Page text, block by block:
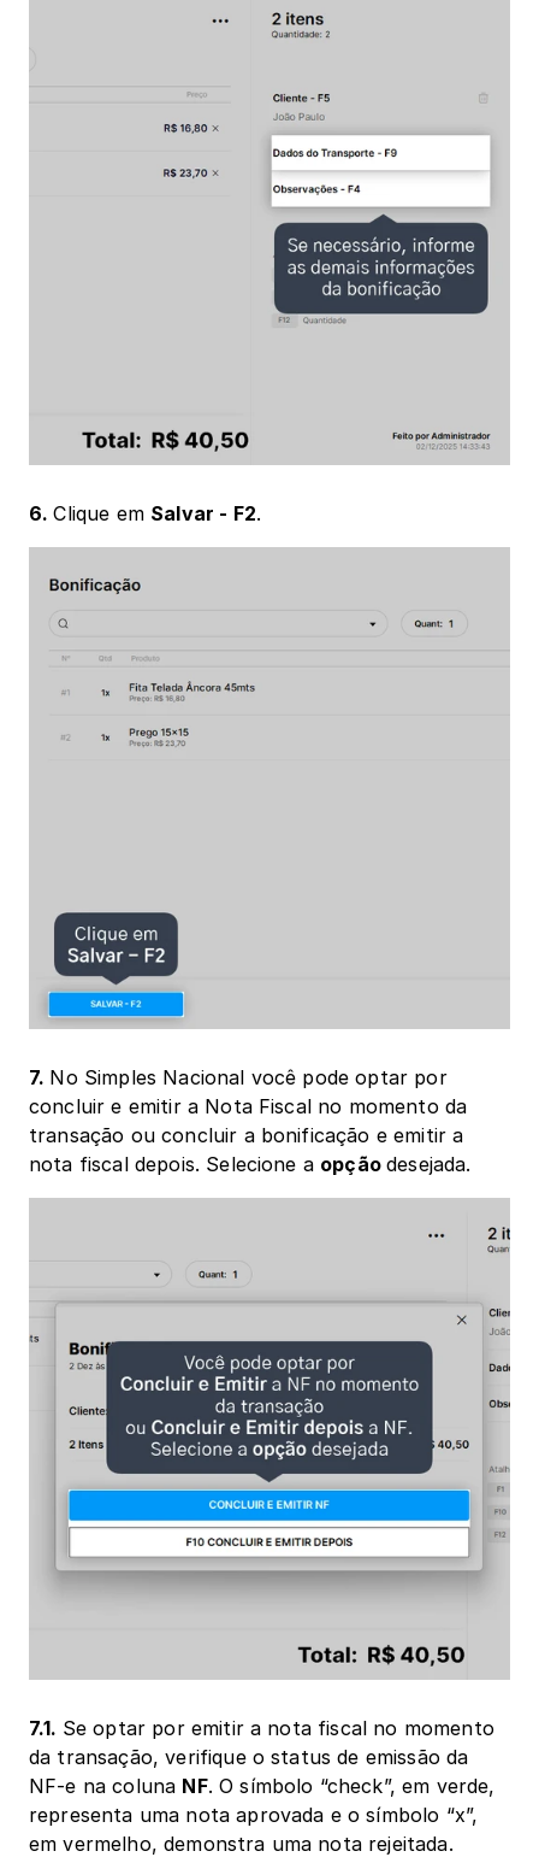
6. Clique em Salvar - F2.
7. No Simples Nacional você pode optar por
concluir e emitir a Nota Fiscal no momento da
transação ou concluir a bonificação e emitir a
nota fiscal depois. Selecione a opção desejada.
7.1. Se optar por emitir a nota fiscal no momento
da transação, verifique o status de emissão da
NF-e na coluna NF. O símbolo “check”, em verde,
representa uma nota aprovada e o símbolo “x”,
em vermelho, demonstra uma nota rejeitada.